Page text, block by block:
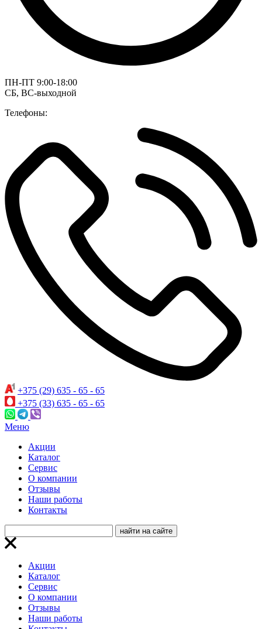
ПН-ПТ 9:00-18:00
СБ, ВС-выходной
Телефоны:
+375 (29) 635 - 65 - 65
+375 (33) 635 - 65 - 65
Меню
Акции
Каталог
Сервис
О компании
Отзывы
Наши работы
Контакты
Акции
Каталог
Сервис
О компании
Отзывы
Наши работы